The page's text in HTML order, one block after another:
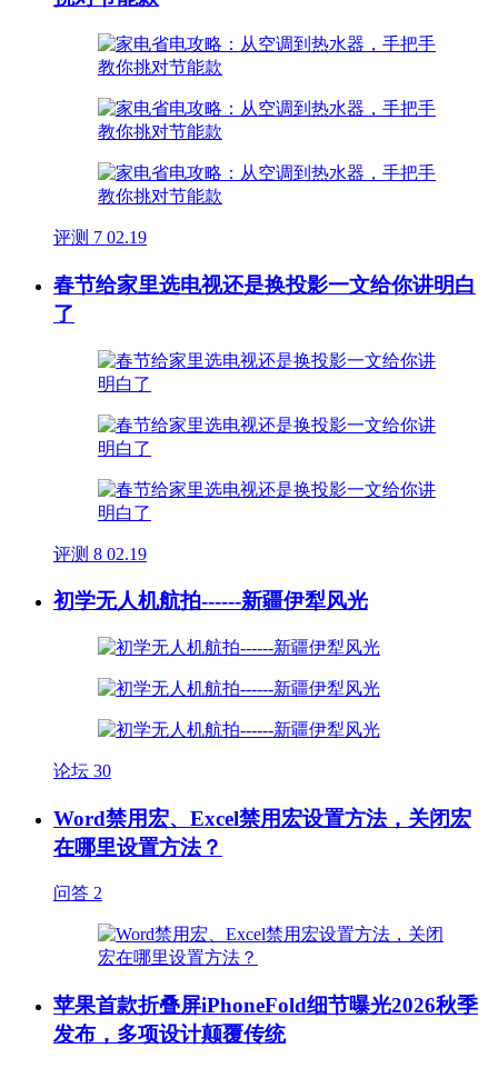
评测 7 02.19
春节给家里选电视还是换投影一文给你讲明白
了
评测 8 02.19
初学无人机航拍------新疆伊犁风光
论坛 30
Word禁用宏、Excel禁用宏设置方法，关闭宏
在哪里设置方法？
问答 2
苹果首款折叠屏iPhoneFold细节曝光2026秋季
发布，多项设计颠覆传统